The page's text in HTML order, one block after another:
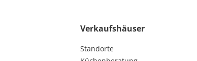
Verkaufshäuser
Standorte